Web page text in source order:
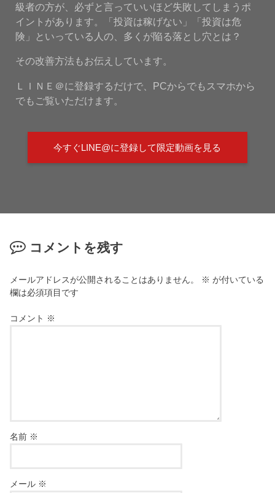
級者の方が、必ずと言っていいほど失敗してしまうポ
イントがあります。「投資は稼げない」「投資は危
険」といっている人の、多くが陥る落とし穴とは？
その改善方法もお伝えしています。
ＬＩＮＥ＠に登録するだけで、PCからでもスマホから
でもご覧いただけます。
今すぐLINE@に登録して限定動画を見る
コメントを残す
メールアドレスが公開されることはありません。 ※ が付いている
欄は必須項目です
コメント ※
名前 ※
メール ※